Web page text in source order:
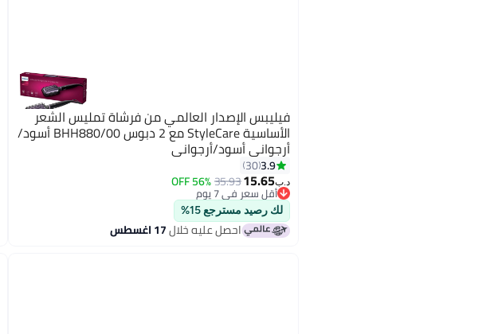
فيليبس الإصدار العالمي من فرشاة تمليس الشعر
الأساسية StyleCare مع 2 دبوس BHH880/00 أسود/
أرجواني أسود/أرجواني
3.9
30
د.ب‏15.65
35.93
56% OFF
أقل سعر في 7 يوم
أقل سعر في 7 يوم
لك رصيد مسترجع 15%
احصل عليه خلال17 اغسطس